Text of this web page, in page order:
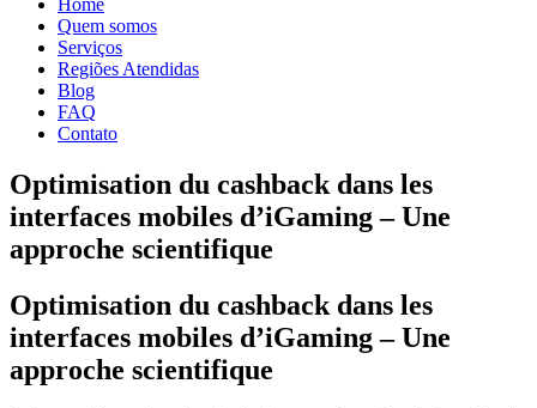
Home
Quem somos
Serviços
Regiões Atendidas
Blog
FAQ
Contato
Optimisation du cashback dans les
interfaces mobiles d’iGaming – Une
approche scientifique
Optimisation du cashback dans les
interfaces mobiles d’iGaming – Une
approche scientifique